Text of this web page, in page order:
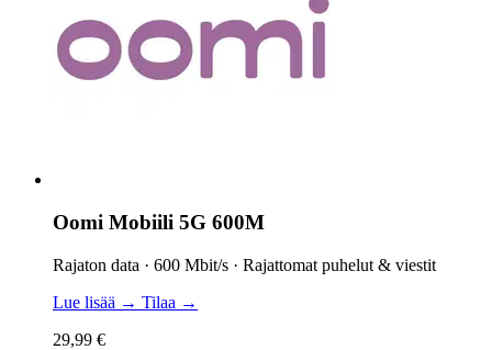
Oomi Mobiili 5G 600M
Rajaton data · 600 Mbit/s · Rajattomat puhelut & viestit
Lue lisää → Tilaa →
29,99 €